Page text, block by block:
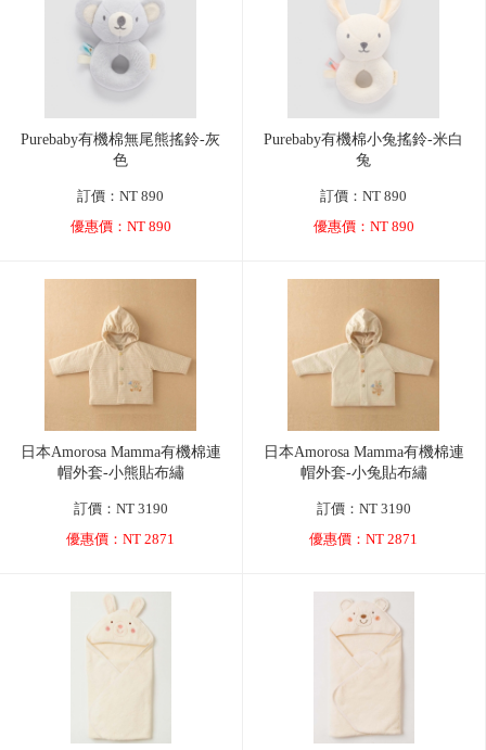
Purebaby有機棉無尾熊搖鈴-灰
色
訂價：NT 890
優惠價：NT 890
Purebaby有機棉小兔搖鈴-米白
兔
訂價：NT 890
優惠價：NT 890
日本Amorosa Mamma有機棉連
帽外套-小熊貼布繡
訂價：NT 3190
優惠價：NT 2871
日本Amorosa Mamma有機棉連
帽外套-小兔貼布繡
訂價：NT 3190
優惠價：NT 2871